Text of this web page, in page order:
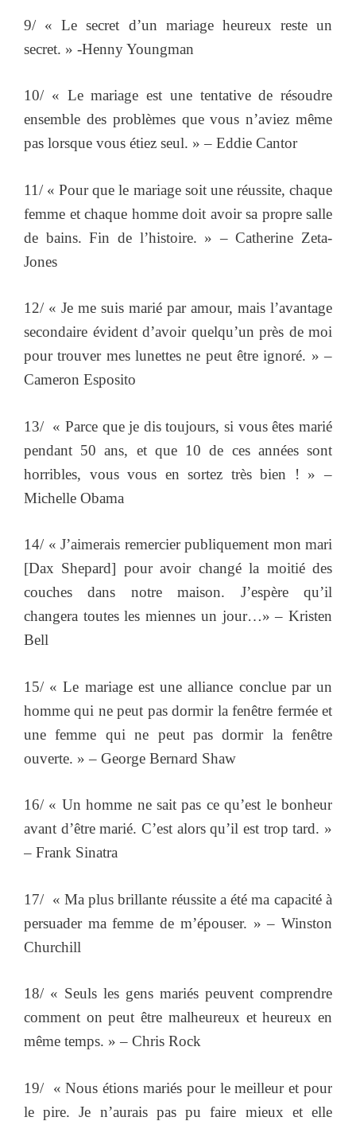
9/ « Le secret d’un mariage heureux reste un
secret. » -Henny Youngman
10/ « Le mariage est une tentative de résoudre
ensemble des problèmes que vous n’aviez même
pas lorsque vous étiez seul. » – Eddie Cantor
11/ « Pour que le mariage soit une réussite, chaque
femme et chaque homme doit avoir sa propre salle
de bains. Fin de l’histoire. » – Catherine Zeta-
Jones
12/ « Je me suis marié par amour, mais l’avantage
secondaire évident d’avoir quelqu’un près de moi
pour trouver mes lunettes ne peut être ignoré. » –
Cameron Esposito
13/ « Parce que je dis toujours, si vous êtes marié
pendant 50 ans, et que 10 de ces années sont
horribles, vous vous en sortez très bien ! » –
Michelle Obama
14/ « J’aimerais remercier publiquement mon mari
[Dax Shepard] pour avoir changé la moitié des
couches dans notre maison. J’espère qu’il
changera toutes les miennes un jour…» – Kristen
Bell
15/ « Le mariage est une alliance conclue par un
homme qui ne peut pas dormir la fenêtre fermée et
une femme qui ne peut pas dormir la fenêtre
ouverte. » – George Bernard Shaw
16/ « Un homme ne sait pas ce qu’est le bonheur
avant d’être marié. C’est alors qu’il est trop tard. »
– Frank Sinatra
17/ « Ma plus brillante réussite a été ma capacité à
persuader ma femme de m’épouser. » – Winston
Churchill
18/ « Seuls les gens mariés peuvent comprendre
comment on peut être malheureux et heureux en
même temps. » – Chris Rock
19/ « Nous étions mariés pour le meilleur et pour
le pire. Je n’aurais pas pu faire mieux et elle